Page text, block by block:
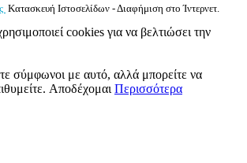
Κατασκευή Ιστοσελίδων - Διαφήμιση στο Ίντερνετ.
cookies για να βελτιώσει την
σύμφωνοι με αυτό, αλλά μπορείτε να
Αποδέχομαι Περισσότερα